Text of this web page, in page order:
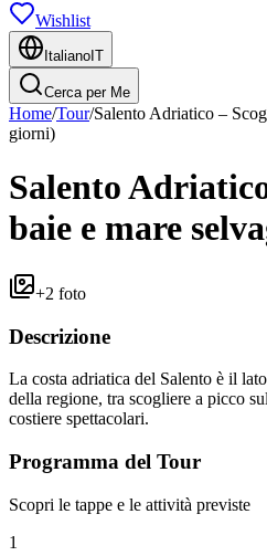
Wishlist
Italiano IT
Cerca per Me
Home/Tour/Salento Adriatico –
giorni)
Salento
baie e mare
+2 foto
Descrizione
La costa adriatica del Salento è il
della regione, tra scogliere a picco
costiere spettacolari.
Programma del Tour
Scopri le tappe e le attività previste
1